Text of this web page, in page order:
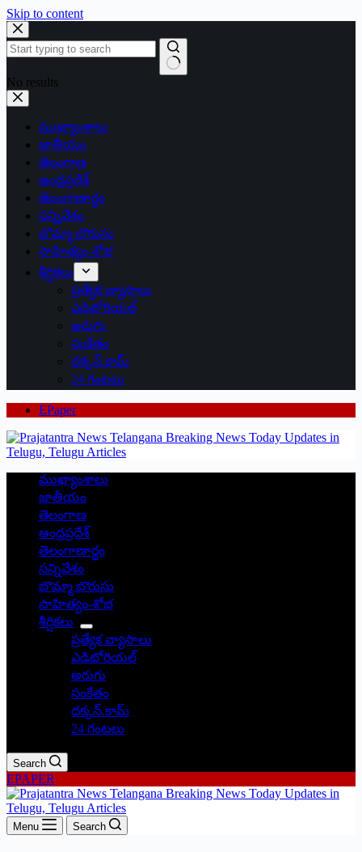
Skip to content
No results
ముఖ్యాంశాలు
జాతీయం
తెలంగాణ
ఆంధ్రప్రదేశ్
తెలంగాణార్థం
సన్నివేశం
బొమ్మా బొరుసు
సాహిత్యం-శోభ
శీర్షికలు
ప్రత్యేక వ్యాసాలు
ఎడిటోరియల్
అరుగు
సంకేతం
దక్కన్.కామ్
24 గంటలు
EPaper
ముఖ్యాంశాలు
జాతీయం
తెలంగాణ
ఆంధ్రప్రదేశ్
తెలంగాణార్థం
సన్నివేశం
బొమ్మా బొరుసు
సాహిత్యం-శోభ
శీర్షికలు
ప్రత్యేక వ్యాసాలు
ఎడిటోరియల్
అరుగు
సంకేతం
దక్కన్.కామ్
24 గంటలు
Search
EPAPER
Menu Search